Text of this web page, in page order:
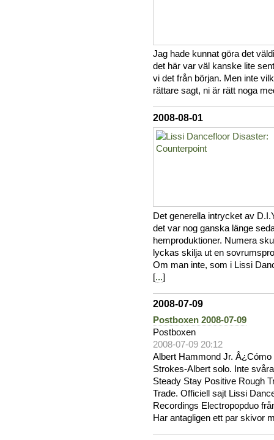
Jag hade kunnat göra det
det här var väl kanske lite
vi det från början. Men inte
rättare sagt, ni är rätt noga
2008-08-01
Det generella intrycket av
det var nog ganska länge
hemproduktioner. Numera
lyckas skilja ut en
Om man inte, som i Lissi
[...]
2008-07-09
Postboxen 2008-07-09
Postboxen
2008-07-09 20:12
Albert Hammond Jr. Â¿Cómo
Strokes-Albert solo. Inte
Steady Stay Positive Rough
Trade. Officiell sajt Lissi
Recordings Electropopduo
Har antagligen ett par skivor